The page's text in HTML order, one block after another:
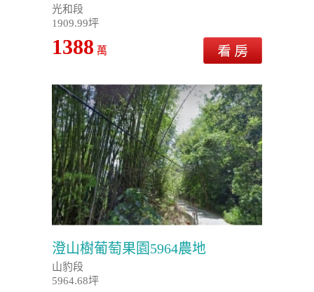
光和段
1909.99坪
1388 萬
澄山樹葡萄果園5964農地
山豹段
5964.68坪